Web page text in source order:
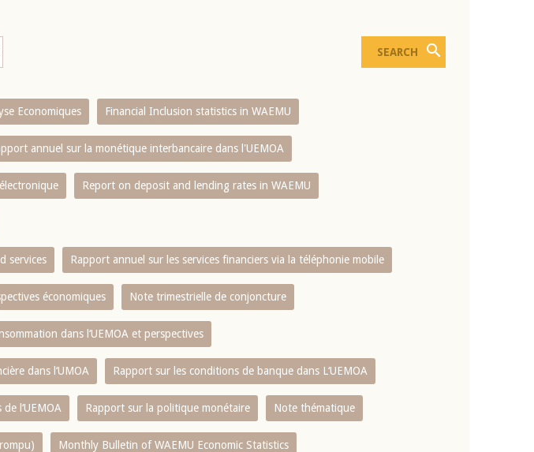
Economiques Financial Inclusion statistics in WAEMU
annuel sur la monétique interbancaire dans l'UEMOA
Report on deposit and lending rates in WAEMU
services Rapport annuel sur les services financiers via la téléphonie mobile
économiques Note trimestrielle de conjoncture
dans l‘UEMOA et perspectives
dans l‘UMOA Rapport sur les conditions de banque dans L‘UEMOA
l‘UEMOA Rapport sur la politique monétaire Note thématique
Monthly Bulletin of WAEMU Economic Statistics